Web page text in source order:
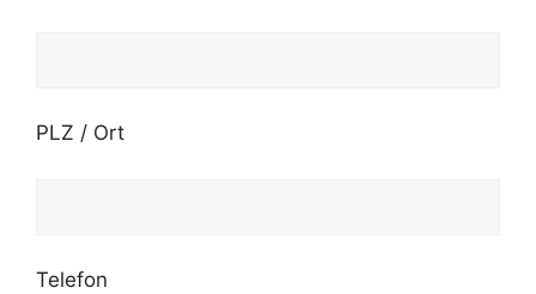
PLZ / Ort
Telefon